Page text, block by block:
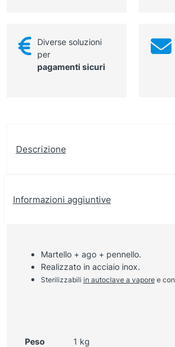
Diverse soluzioni
per
pagamenti sicuri
Descrizione
Informazioni aggiuntive
Martello + ago + pennello.
Realizzato in acciaio inox.
Sterilizzabili in autoclave a vaporee con
Peso
1 kg